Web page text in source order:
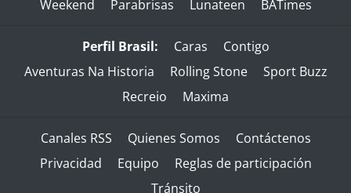
Weekend
Parabrisas Lunateen BATimes
Perfil Brasil: Caras
Contigo
Aventuras Na Historia
Rolling Stone
Sport Buzz
Recreio
Maxima
Canales RSS Quienes Somos
Contáctenos
Privacidad
Equipo
Reglas de participación
Tránsito